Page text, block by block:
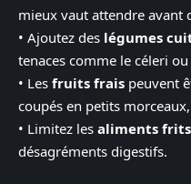
mieux vaut attendre avant
• Ajoutez des légumes
tenaces comme le céleri
• Les fruits frais peuvent
coupés en petits
• Limitez les aliments
désagréments digestifs.